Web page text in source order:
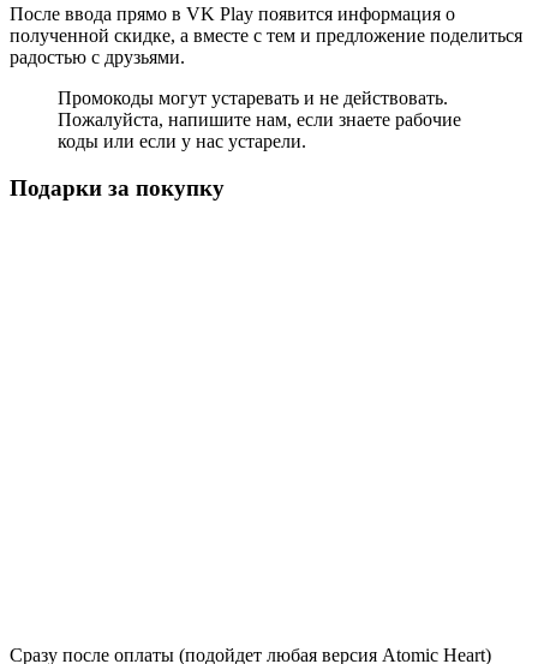
После ввода прямо в VK Play появится информация о
полученной скидке, а вместе с тем и предложение поделиться
радостью с друзьями.
Промокоды могут устаревать и не действовать.
Пожалуйста, напишите нам, если знаете рабочие
коды или если у нас устарели.
Подарки за покупку
Сразу после оплаты (подойдет любая версия Atomic Heart)